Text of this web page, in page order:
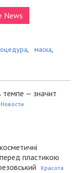
News
, маска,
— значит
Новости
пластикою
Красота